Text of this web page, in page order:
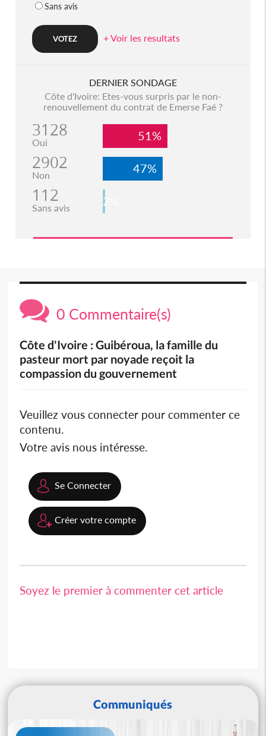
Sans avis
+ Voir les resultats
DERNIER SONDAGE
Côte d'Ivoire: Etes-vous surpris par le non-
renouvellement du contrat de Emerse Faé ?
3128
Oui 51%
2902
Non 47%
112
Sans avis 2%
0 Commentaire(s)
Côte d'Ivoire : Guibéroua, la famille du
pasteur mort par noyade reçoit la
compassion du gouvernement
Veuillez vous connecter pour commenter ce
contenu.
Votre avis nous intéresse.
Se Connecter
Créer votre compte
Soyez le premier à commenter cet article
Communiqués